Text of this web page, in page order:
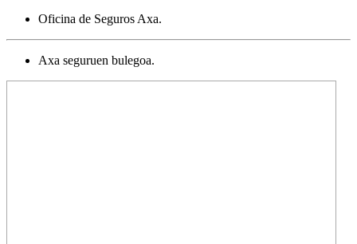
Oficina de Seguros Axa.
Axa seguruen bulegoa.